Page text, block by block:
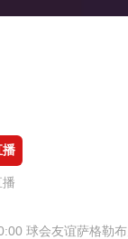
播
球会友谊萨格